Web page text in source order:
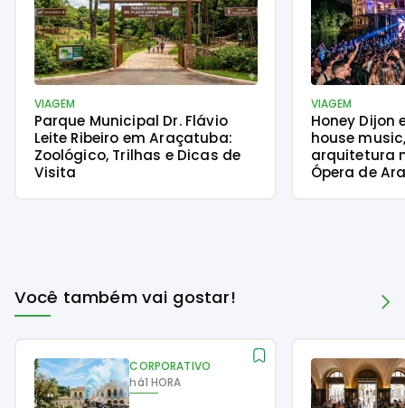
VIAGEM
Parque Municipal Dr. Flávio
Leite Ribeiro em Araçatuba:
Zoológico, Trilhas e Dicas de
Visita
VIAGEM
Honey Dijon
house
arquitetura
Ópera de
Você também vai gostar!
CORPORATIVO
há1 HORA